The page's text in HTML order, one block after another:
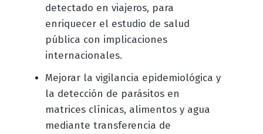
detectado en viajeros, para
enriquecer el estudio de salud
pública con implicaciones
internacionales.
Mejorar la vigilancia epidemiológica y
la detección de parásitos en
matrices clínicas, alimentos y agua
mediante transferencia de